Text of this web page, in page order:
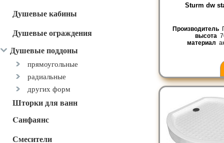
Душевые кабины
Душевые ограждения
Душевые поддоны
прямоугольные
радиальные
других форм
Шторки для ванн
Cанфаянс
Смесители
Sturm dw
Производитель
высота
материал